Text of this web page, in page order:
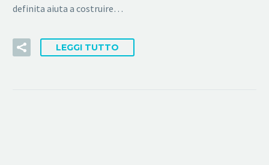
definita aiuta a costruire…
LEGGI TUTTO